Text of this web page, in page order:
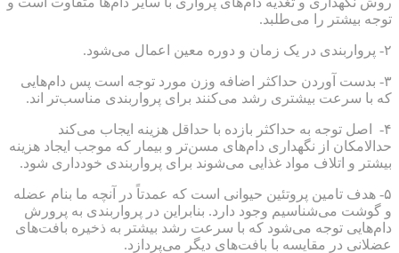
توجه بیشتر را می‌طلبد.
۲- پرواربندی در یک زمان و دوره معین اعمال می‌شود.
۳- بدست آوردن حداکثر اضافه وزن مورد توجه است پس دام‌هایی
که با سرعت بیشتری رشد می‌کنند برای پروار‌بندی مناسب‌تر اند.
۴- اصل توجه به حداکثر بازده با حداقل هزینه ایجاب می‌کند
حدالامکان از نگهداری دام‌های مسن‌تر و بیمار که موجب ایجاد هزینه
بیشتر و اتلاف مواد غذایی می‌شوند برای پروار‌بندی خودداری شود.
۵- هدف تامین پروتئین حیوانی است که عمدتاً در آنچه ما بنام عضله
و گوشت می‌شناسیم وجود دارد. بنابراین در پرواربندی به پرورش
دام‌هایی توجه می‌شود که با سرعت رشد بیشتر به ذخیره بافت‌های
عضلانی در مقایسه با بافت‌های دیگر می‌پردازد.